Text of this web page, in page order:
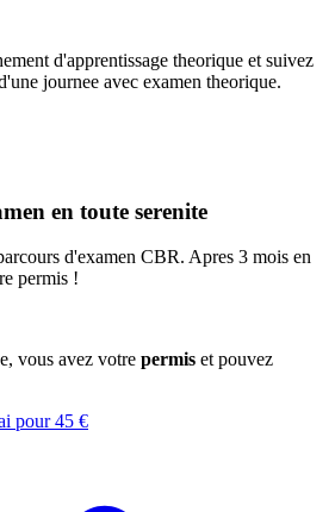
d'apprentissage theorique et suivez
journee avec examen theorique.
en toute serenite
d'examen CBR. Apres 3 mois en
permis !
vous avez votre permis et pouvez
pour 45 €